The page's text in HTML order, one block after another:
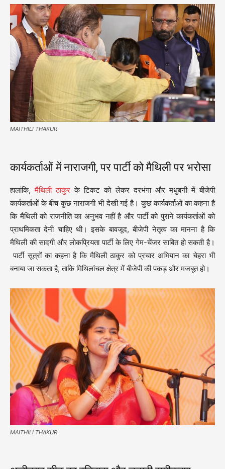
MAITHILI THAKUR
कार्यकर्ताओं में नाराजगी, पर पार्टी को मैथिली पर भरोसा
हालांकि,मैथिली ठाकुर के टिकट को लेकर दरभंगा और मधुबनी में बीजेपी
कार्यकर्ताओं के बीच कुछ नाराजगी भी देखी गई है। कुछ कार्यकर्ताओं का कहना है
कि मैथिली को राजनीति का अनुभव नहीं है और पार्टी को पुराने कार्यकर्ताओं को
प्राथमिकता देनी चाहिए थी। इसके बावजूद, बीजेपी नेतृत्व का मानना है कि
मैथिली की सादगी और लोकप्रियता पार्टी के लिए गेम-चेंजर साबित हो सकती है।
पार्टी सूत्रों का कहना है कि मैथिली ठाकुर को प्रचार अभियान का चेहरा भी
बनाया जा सकता है, ताकि मिथिलांचल क्षेत्र में बीजेपी की पकड़ और मजबूत हो।
MAITHILI THAKUR